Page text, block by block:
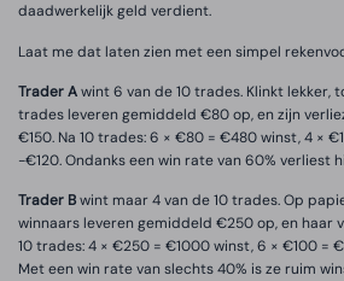
daadwerkelijk geld verdient.
Laat me dat laten zien met een simpel
Trader Awint 6 van de 10 trades. Klinkt lekker,
trades leveren gemiddeld €80 op, en zijn
€150. Na 10 trades: 6 × €80 = €480 winst, 4 ×
-€120. Ondanks een win rate van 60% verliest
Trader Bwint maar 4 van de 10 trades. Op
winnaars leveren gemiddeld €250 op, en haar
10 trades: 4 × €250 = €1000 winst, 6 × €100 =
Met een win rate van slechts 40% is ze ruim